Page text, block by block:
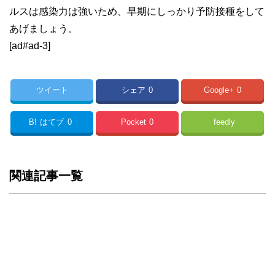
ルスは感染力は強いため、早期にしっかり予防接種をして
あげましょう。
[ad#ad-3]
ツイート シェア 0 Google+ 0
B! はてブ 0 Pocket 0 feedly
関連記事一覧